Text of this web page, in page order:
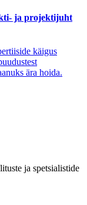
ja projektijuht
käigus
ära hoida.
ja spetsialistide